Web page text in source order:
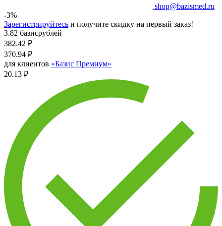
shop@bazismed.ru
-3%
Зарегистрируйтесь и получите скидку на первый заказ!
3.82 базисрублей
382.42 ₽
370.94 ₽
для клиентов «Базис Премиум»
20.13 ₽